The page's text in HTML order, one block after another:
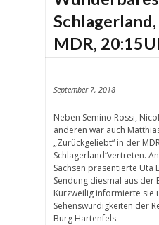
MDR,
September 7, 2018
Neben Semino Rossi,
anderen war auch
„Zurückgeliebt“ in der
Schlagerland“vertreten.
Sachsen präsentierte Uta
Sendung diesmal aus der
Kurzweilig informierte sie
Sehenswürdigkeiten der
Burg Hartenfels.